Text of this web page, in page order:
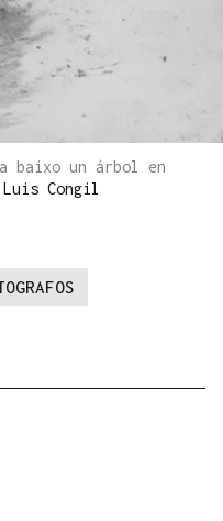
baixo un árbol en
Luis Congil